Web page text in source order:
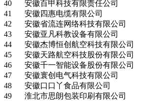
40
安徽百甲科技有限责任公司
41
安徽四惠电缆有限公司
42
安徽省流连网络科技有限公司
43
安徽亚凡科教设备有限公司
44
安徽杰博恒创航空科技有限公司
45
安徽天路航空科技股份有限公司
46
安徽千一智能设备股份有限公司
47
安徽寰创电气科技有限公司
48
安徽口口丫食品有限公司
49
淮北市思朗包装印刷有限公司